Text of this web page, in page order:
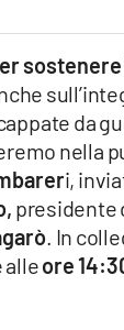
sostenere
da
nella
i,
presidente
. In
alleore